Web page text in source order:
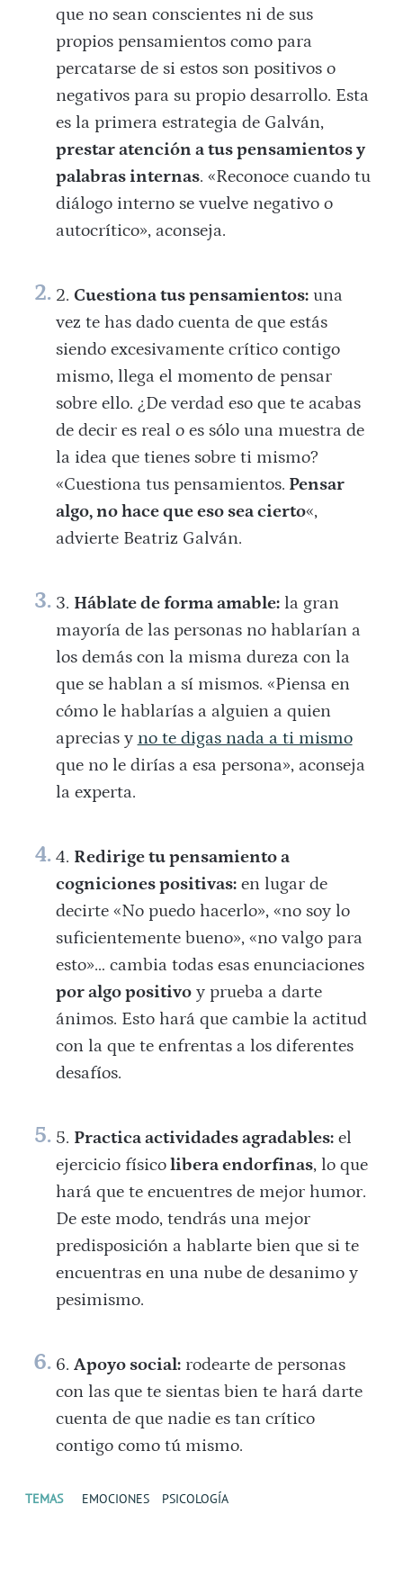
que no sean conscientes ni de sus
propios pensamientos como para
percatarse de si estos son positivos o
negativos para su propio desarrollo. Esta
es la primera estrategia de Galván,
prestar atención a tus pensamientos y
palabras internas. «Reconoce cuando tu
diálogo interno se vuelve negativo o
autocrítico», aconseja.
Cuestiona tus pensamientos:una
vez te has dado cuenta de que estás
siendo excesivamente crítico contigo
mismo, llega el momento de pensar
sobre ello. ¿De verdad eso que te acabas
de decir es real o es sólo una muestra de
la idea que tienes sobre ti mismo?
«Cuestiona tus pensamientos. Pensar
algo, no hace que eso sea cierto«,
advierte Beatriz Galván.
Háblate de forma amable:la gran
mayoría de las personas no hablarían a
los demás con la misma dureza con la
que se hablan a sí mismos. «Piensa en
cómo le hablarías a alguien a quien
aprecias y no te digas nada a ti mismo
que no le dirías a esa persona», aconseja
la experta.
Redirige tu pensamiento a
cogniciones positivas:en lugar de
decirte «No puedo hacerlo», «no soy lo
suficientemente bueno», «no valgo para
esto»… cambia todas esas enunciaciones
por algo positivoy prueba a darte
ánimos. Esto hará que cambie la actitud
con la que te enfrentas a los diferentes
desafíos.
Practica actividades agradables:el
ejercicio físicolibera endorfinas, lo que
hará que te encuentres de mejor humor.
De este modo, tendrás una mejor
predisposición a hablarte bien que si te
encuentras en una nube de desanimo y
pesimismo.
Apoyo social:rodearte de personas
con las que te sientas bien te hará darte
cuenta de que nadie es tan crítico
contigo como tú mismo.
TEMAS EMOCIONES PSICOLOGÍA